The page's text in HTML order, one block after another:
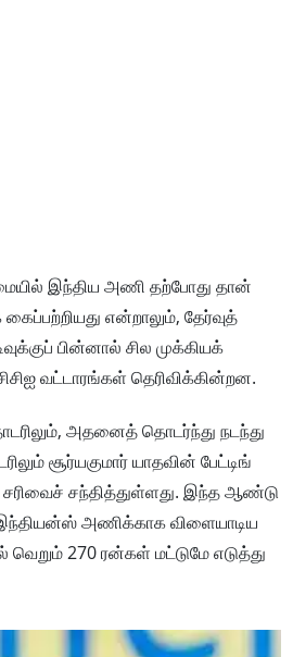
இந்திய அணி தற்போது தான்
என்றாலும், தேர்வுத்
பின்னால் சில முக்கியக்
வட்டாரங்கள் தெரிவிக்கின்றன.
அதனைத் தொடர்ந்து நடந்து
சூர்யகுமார் யாதவின் பேட்டிங்
சரிவைச் சந்தித்துள்ளது. இந்த ஆண்டு
அணிக்காக விளையாடிய
270 ரன்கள் மட்டுமே எடுத்து